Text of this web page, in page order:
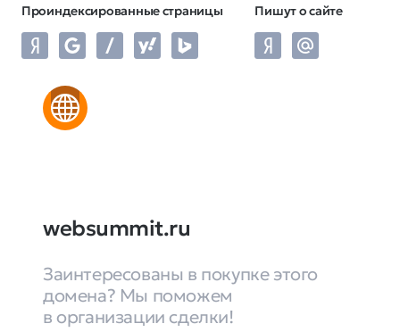
Проиндексированные страницы Пишут о сайте
websummit.ru
Заинтересованы в покупке этого
домена? Мы поможем
в организации сделки!